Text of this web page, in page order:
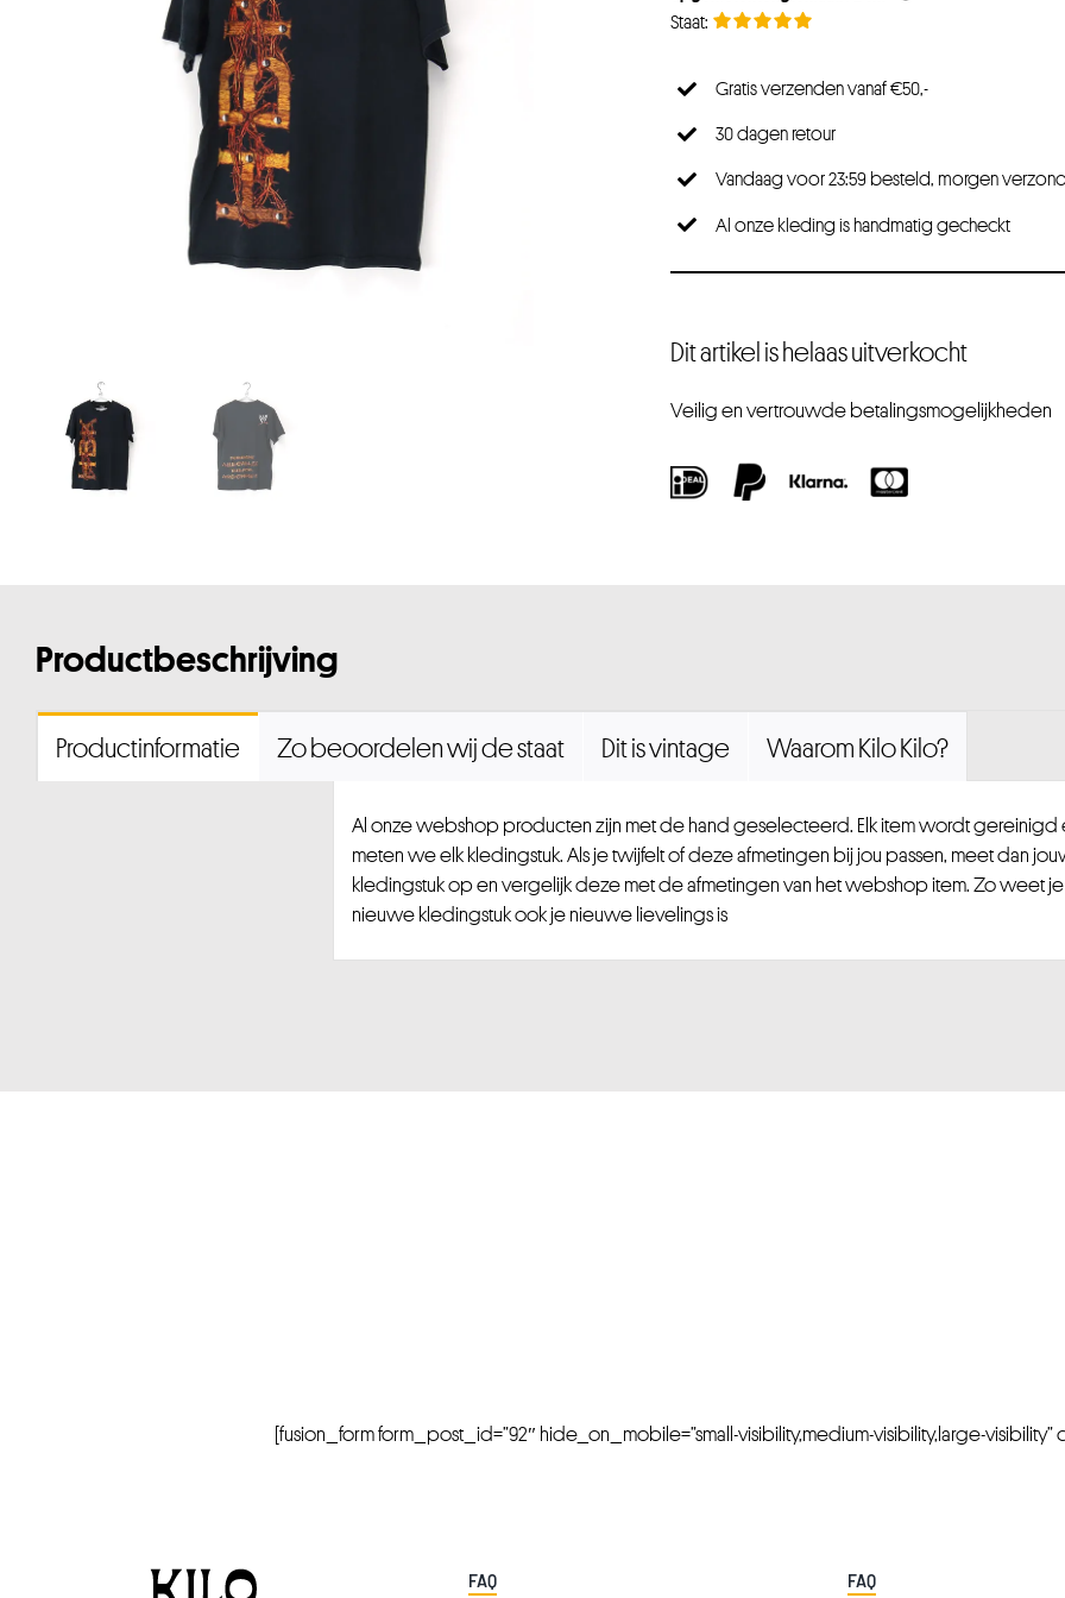
Gratis verzenden vanaf €50,-
30 dagen retour
Vandaag voor 23:59 besteld, morgen
Al onze kleding is handmatig gecheckt
Dit artikel is helaas uitverkocht
Veilig en vertrouwde betalingsmogelijkheden
Productbeschrijving
Productinformatie Zo beoordelen wij de staat Dit is vintage Waarom Kilo Kilo?
Al onze webshop producten zijn met de hand geselecteerd. Elk item wordt gereinigd
meten we elk kledingstuk. Als je twijfelt of deze afmetingen bij jou passen, meet dan
kledingstuk op en vergelijk deze met de afmetingen van het webshop item. Zo weet
nieuwe kledingstuk ook je nieuwe lievelings is
[fusion_form form_post_id=”92″ hide_on_mobile=”small-visibility,medium-visibility,large-visibility”
FAQ FAQ